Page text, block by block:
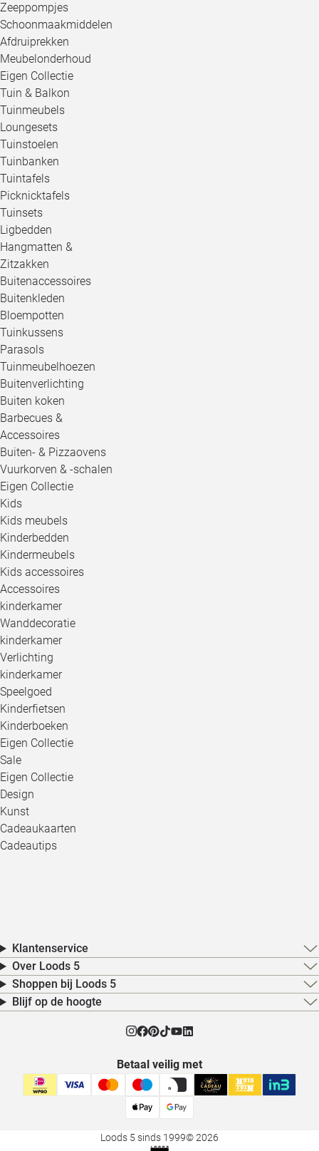
Zeeppompjes
Schoonmaakmiddelen
Afdruiprekken
Meubelonderhoud
Eigen Collectie
Tuin & Balkon
Tuinmeubels
Loungesets
Tuinstoelen
Tuinbanken
Tuintafels
Picknicktafels
Tuinsets
Ligbedden
Hangmatten &
Zitzakken
Buitenaccessoires
Buitenkleden
Bloempotten
Tuinkussens
Parasols
Tuinmeubelhoezen
Buitenverlichting
Buiten koken
Barbecues &
Accessoires
Buiten- & Pizzaovens
Vuurkorven & -schalen
Eigen Collectie
Kids
Kids meubels
Kinderbedden
Kindermeubels
Kids accessoires
Accessoires
kinderkamer
Wanddecoratie
kinderkamer
Verlichting
kinderkamer
Speelgoed
Kinderfietsen
Kinderboeken
Eigen Collectie
Sale
Eigen Collectie
Design
Kunst
Cadeaukaarten
Cadeautips
Klantenservice
Over Loods 5
Shoppen bij Loods 5
Blijf op de hoogte
Betaal veilig met
Loods 5 sinds 1999© 2026